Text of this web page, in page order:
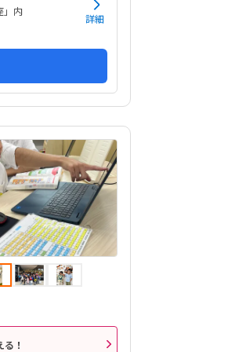
す特にありません特に
」内
詳細
！